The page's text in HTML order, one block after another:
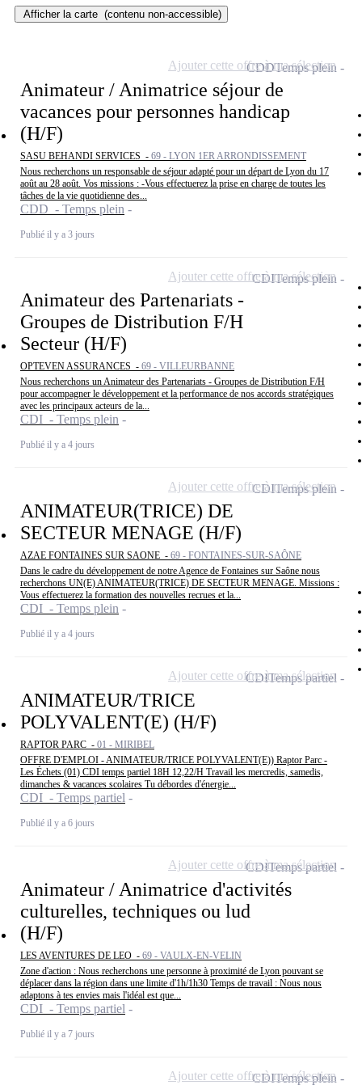
Afficher la carte (contenu non-accessible)
Animateur / Animatrice séjour de
vacances pour personnes handicap
(H/F)
SASU BEHANDI SERVICES - 69 - LYON 1ER ARRONDISSEMENT
Nous recherchons un responsable de séjour adapté pour un départ de Lyon du 17
août au 28 août. Vos missions : -Vous effectuerez la prise en charge de toutes les
tâches de la vie quotidienne des...
CDD - Temps plein
Publié il y a 3 jours
CDDTemps plein
Ajouter cette offre à ma sélection
Animateur des Partenariats -
Groupes de Distribution F/H
Secteur (H/F)
OPTEVEN ASSURANCES - 69 - VILLEURBANNE
Nous recherchons un Animateur des Partenariats - Groupes de Distribution F/H
pour accompagner le développement et la performance de nos accords stratégiques
avec les principaux acteurs de la...
CDI - Temps plein
Publié il y a 4 jours
CDITemps plein
Ajouter cette offre à ma sélection
ANIMATEUR(TRICE) DE
SECTEUR MENAGE (H/F)
AZAE FONTAINES SUR SAONE - 69 - FONTAINES-SUR-SAÔNE
Dans le cadre du développement de notre Agence de Fontaines sur Saône nous
recherchons UN(E) ANIMATEUR(TRICE) DE SECTEUR MENAGE. Missions :
Vous effectuerez la formation des nouvelles recrues et la...
CDI - Temps plein
Publié il y a 4 jours
CDITemps plein
Ajouter cette offre à ma sélection
ANIMATEUR/TRICE
POLYVALENT(E) (H/F)
RAPTOR PARC - 01 - MIRIBEL
OFFRE D'EMPLOI - ANIMATEUR/TRICE POLYVALENT(E)) Raptor Parc -
Les Échets (01) CDI temps partiel 18H 12,22/H Travail les mercredis, samedis,
dimanches & vacances scolaires Tu débordes d'énergie...
CDI - Temps partiel
Publié il y a 6 jours
CDITemps partiel
Ajouter cette offre à ma sélection
Animateur / Animatrice d'activités
culturelles, techniques ou lud
(H/F)
LES AVENTURES DE LEO - 69 - VAULX-EN-VELIN
Zone d'action : Nous recherchons une personne à proximité de Lyon pouvant se
déplacer dans la région dans une limite d'1h/1h30 Temps de travail : Nous nous
adaptons à tes envies mais l'idéal est que...
CDI - Temps partiel
Publié il y a 7 jours
CDITemps partiel
Ajouter cette offre à ma sélection
CDITemps plein
Ajouter cette offre à ma sélection